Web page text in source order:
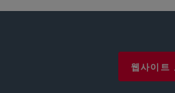
웹사이트